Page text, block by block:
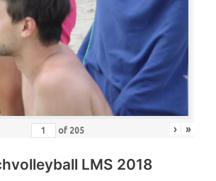
of 205 › »
LMS 2018